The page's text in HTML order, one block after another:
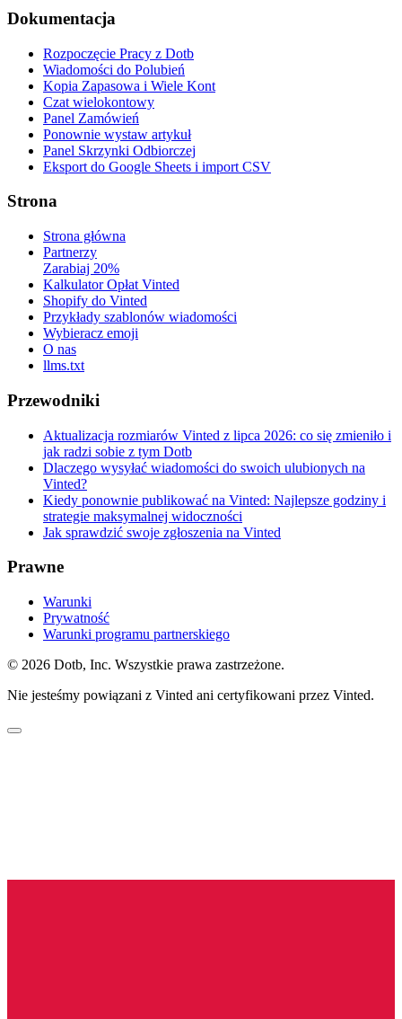
Dokumentacja
Rozpoczęcie Pracy z Dotb
Wiadomości do Polubień
Kopia Zapasowa i Wiele Kont
Czat wielokontowy
Panel Zamówień
Ponownie wystaw artykuł
Panel Skrzynki Odbiorczej
Eksport do Google Sheets i import CSV
Strona
Strona główna
Partnerzy
Zarabiaj 20%
Kalkulator Opłat Vinted
Shopify do Vinted
Przykłady szablonów wiadomości
Wybieracz emoji
O nas
llms.txt
Przewodniki
Aktualizacja rozmiarów Vinted z lipca 2026: co się zmieniło i
jak radzi sobie z tym Dotb
Dlaczego wysyłać wiadomości do swoich ulubionych na
Vinted?
Kiedy ponownie publikować na Vinted: Najlepsze godziny i
strategie maksymalnej widoczności
Jak sprawdzić swoje zgłoszenia na Vinted
Prawne
Warunki
Prywatność
Warunki programu partnerskiego
© 2026 Dotb, Inc. Wszystkie prawa zastrzeżone.
Nie jesteśmy powiązani z Vinted ani certyfikowani przez Vinted.